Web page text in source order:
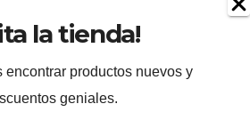
la tienda!
encontrar productos nuevos y
geniales.